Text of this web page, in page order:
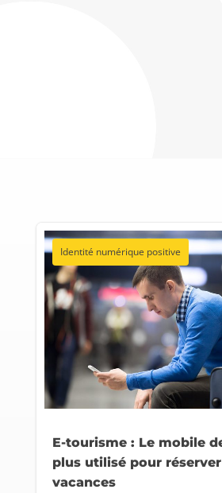
Identité numérique positive
E-tourisme : Le mobile
plus utilisé pour
vacances